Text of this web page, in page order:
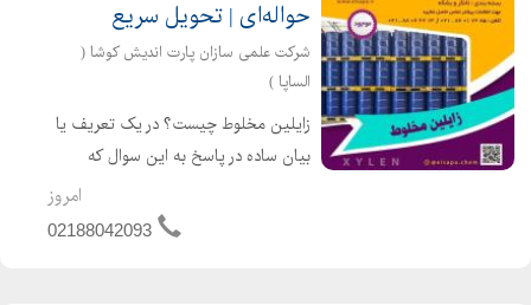
حواله‌ای | تحویل سریع
شرکت علمی سازان پارت اندیش کوشا (
الساپا )
زایلین مخلوط چیست؟ در یک تعریف یا
بیان ساده در پاسخ به این سوال که
زایلین مخلوط چیست می توان گفت یک
هیدروکربنی آروماتیک است. زایلین یا به
امروز
02188042093